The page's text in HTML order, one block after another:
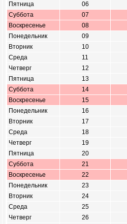
Пятница
06
Суббота
07
Воскресенье
08
Понедельник
09
Вторник
10
Среда
11
Четверг
12
Пятница
13
Суббота
14
Воскресенье
15
Понедельник
16
Вторник
17
Среда
18
Четверг
19
Пятница
20
Суббота
21
Воскресенье
22
Понедельник
23
Вторник
24
Среда
25
Четверг
26